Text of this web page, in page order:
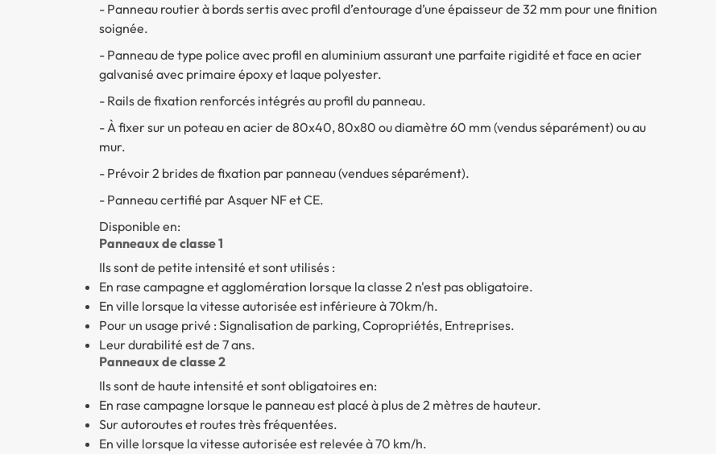
- Panneau routier à bords sertis avec profil d’entourage d’une épaisseur de 32 mm pour une finition
soignée.
- Panneau de type police avec profil en aluminium assurant une parfaite rigidité et face en acier
galvanisé avec primaire époxy et laque polyester.
- Rails de fixation renforcés intégrés au profil du panneau.
- À fixer sur un poteau en acier de 80x40, 80x80 ou diamètre 60 mm (vendus séparément) ou au
mur.
- Prévoir 2 brides de fixation par panneau (vendues séparément).
- Panneau certifié par Asquer NF et CE.
Disponible en:
Panneaux de classe 1
Ils sont de petite intensité et sont utilisés :
En rase campagne et agglomération lorsque la classe 2 n'est pas obligatoire.
En ville lorsque la vitesse autorisée est inférieure à 70km/h.
Pour un usage privé : Signalisation de parking, Copropriétés, Entreprises.
Leur durabilité est de 7 ans.
Panneaux de classe 2
Ils sont de haute intensité et sont obligatoires en:
En rase campagne lorsque le panneau est placé à plus de 2 mètres de hauteur.
Sur autoroutes et routes très fréquentées.
En ville lorsque la vitesse autorisée est relevée à 70 km/h.